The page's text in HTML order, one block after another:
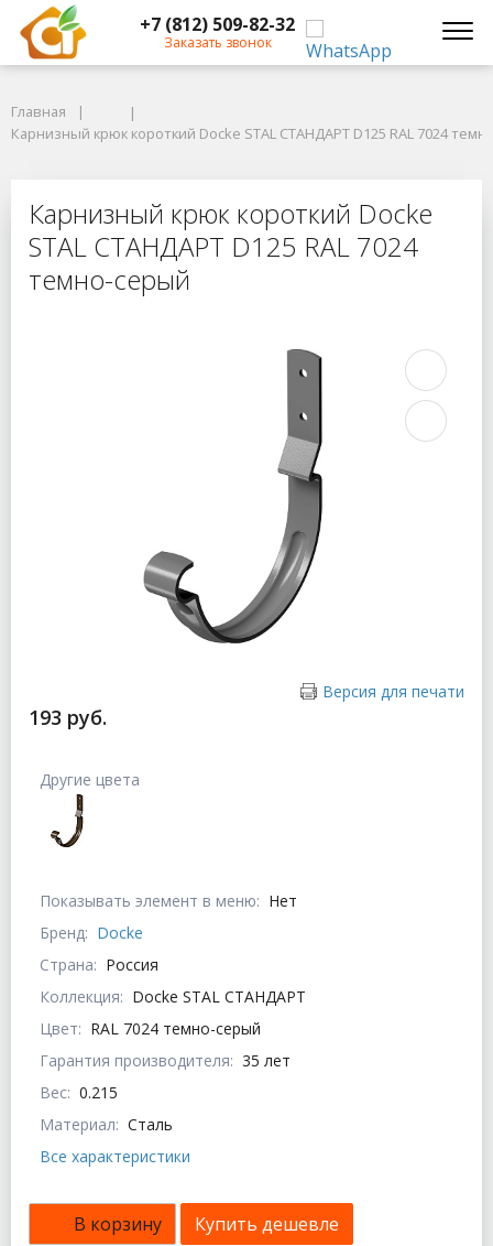
+7 (812) 509-82-32
Заказать звонок
Карнизный крюк короткий Docke STAL СТАНДАРТ D125 RAL 7024
Карнизный крюк короткий Docke
Главная
Карнизный крюк короткий Docke STAL СТАНДАРТ D125 RAL 7024
Карнизный крюк короткий Docke
STAL СТАНДАРТ D125 RAL 7024
темно-серый
Версия для печати
193 руб.
Показывать элемент в меню: Нет
Бренд: Docke
Страна: Россия
Коллекция: Docke STAL СТАНДАРТ
Цвет: RAL 7024 темно-серый
Гарантия производителя: 35 лет
Вес: 0.215
Материал: Сталь
Все характеристики
Другие цвета
В корзину Купить дешевле